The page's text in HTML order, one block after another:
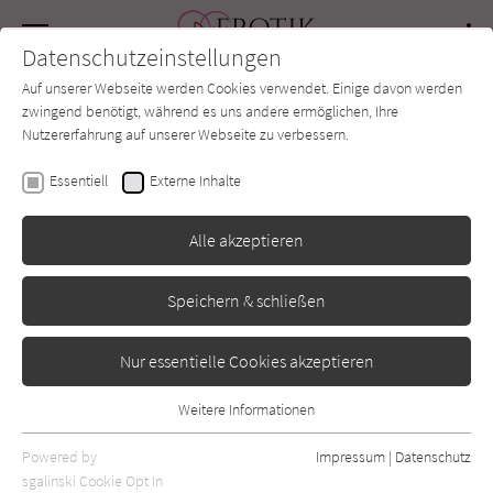
SUCHE Forum Charts Newsletter
Andy Claus
Sortierung:
Datenschutzeinstellungen
Auf unserer Webseite werden Cookies verwendet. Einige davon werden
zwingend benötigt, während es uns andere ermöglichen, Ihre
Nutzererfahrung auf unserer Webseite zu verbessern.
Essentiell Externe Inhalte
Alle akzeptieren
Speichern & schließen
Nur essentielle Cookies akzeptieren
Essentielle Cookies werden für grundlegende Funktionen der
Webseite benötigt. Dadurch ist gewährleistet, dass die Webseite
Weitere Informationen
Powered by
sgalinski Cookie Opt In
Impressum | Datenschutz